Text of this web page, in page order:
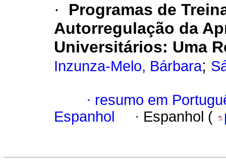
·
Programas de
Autorregulação da
Universitários: Uma
Inzunza-Melo, Bárbara;
· resumo em
Espanhol
· Espanhol (